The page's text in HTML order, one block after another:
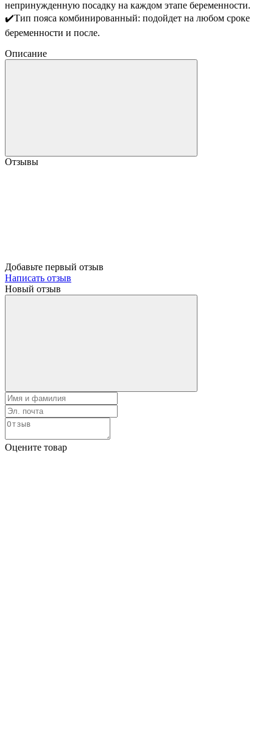
непринужденную посадку на каждом этапе беременности.
✔️Тип пояса комбинированный: подойдет на любом сроке
беременности и после.
Описание
Отзывы
Добавьте первый отзыв
Написать отзыв
Новый отзыв
Оцените товар